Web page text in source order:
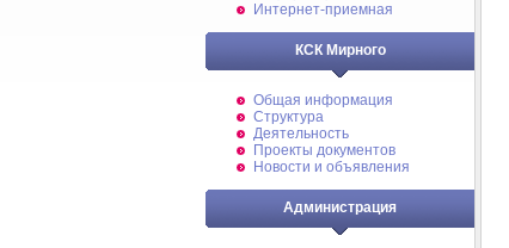
Интернет-приемная
КСК Мирного
Общая информация
Структура
Деятельность
Проекты документов
Новости и объявления
Администрация